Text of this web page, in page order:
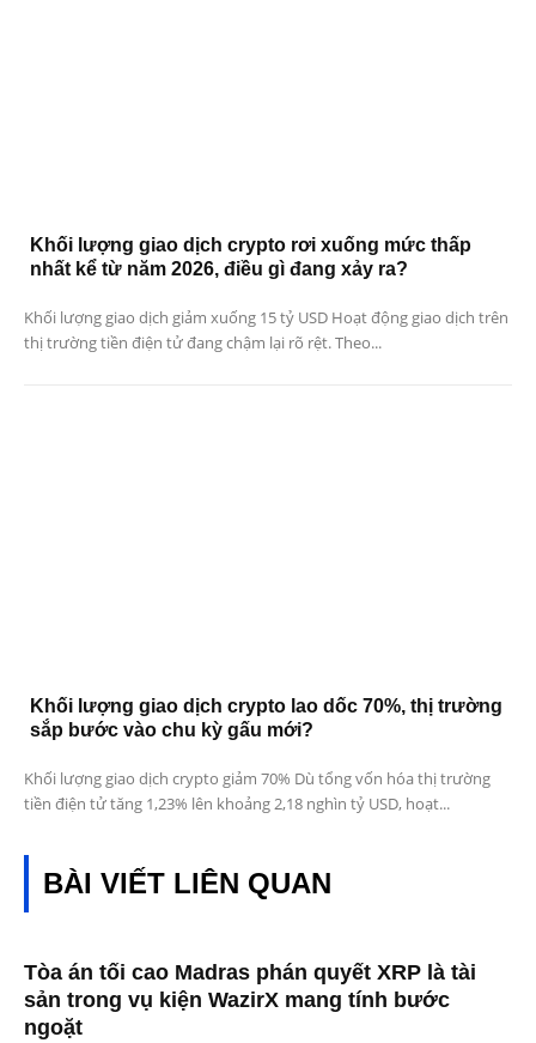
Khối lượng giao dịch crypto rơi xuống mức thấp
nhất kể từ năm 2026, điều gì đang xảy ra?
Khối lượng giao dịch giảm xuống 15 tỷ USD Hoạt động giao dịch trên
thị trường tiền điện tử đang chậm lại rõ rệt. Theo...
Khối lượng giao dịch crypto lao dốc 70%, thị trường
sắp bước vào chu kỳ gấu mới?
Khối lượng giao dịch crypto giảm 70% Dù tổng vốn hóa thị trường
tiền điện tử tăng 1,23% lên khoảng 2,18 nghìn tỷ USD, hoạt...
BÀI VIẾT LIÊN QUAN
Tòa án tối cao Madras phán quyết XRP là tài
sản trong vụ kiện WazirX mang tính bước
ngoặt